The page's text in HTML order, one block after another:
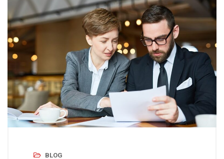
BLOG